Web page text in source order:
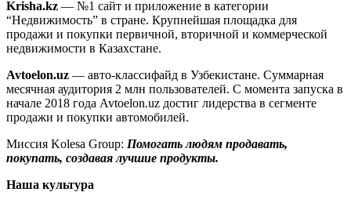
Krisha.kz — №1 сайт и приложение в категории
“Недвижимость” в стране. Крупнейшая площадка для
продажи и покупки первичной, вторичной и коммерческой
недвижимости в Казахстане.
Avtoelon.uz — авто-классифайд в Узбекистане. Суммарная
месячная аудитория 2 млн пользователей. С момента запуска в
начале 2018 года Avtoelon.uz достиг лидерства в сегменте
продажи и покупки автомобилей.
Миссия Kolesa Group: Помогать людям продавать,
покупать, создавая лучшие продукты.
Наша культура